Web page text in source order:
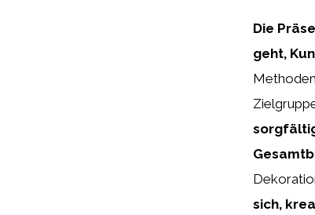
Die
geht,
sich,